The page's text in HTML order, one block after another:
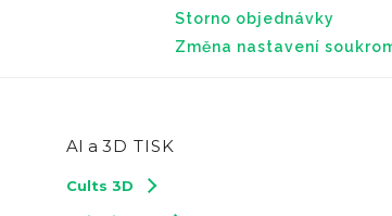
Storno objednávky
Změna nastavení
AI a 3D TISK
Cults 3D